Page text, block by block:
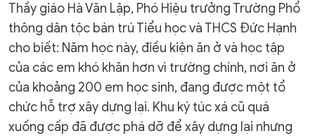
Thầy giáo Hà Văn Lập, Phó Hiệu trưởng Trường Phổ
thông dân tộc bán trú Tiểu học và THCS Đức Hạnh
cho biết: Năm học này, điều kiện ăn ở và học tập
của các em khó khăn hơn vì trường chính, nơi ăn ở
của khoảng 200 em học sinh, đang được một tổ
chức hỗ trợ xây dựng lại. Khu ký túc xá cũ quá
xuống cấp đã được phá dỡ để xây dựng lại nhưng